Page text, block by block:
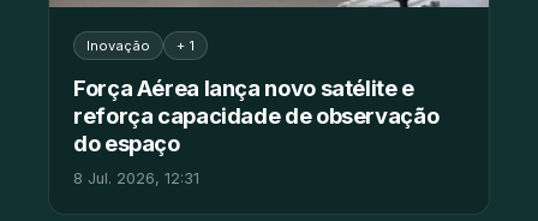
Inovação + 1
Força Aérea lança novo satélite e
reforça capacidade de observação
do espaço
8 Jul. 2026, 12:31